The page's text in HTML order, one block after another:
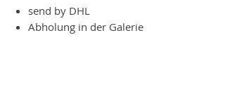
send by DHL
Abholung in der Galerie